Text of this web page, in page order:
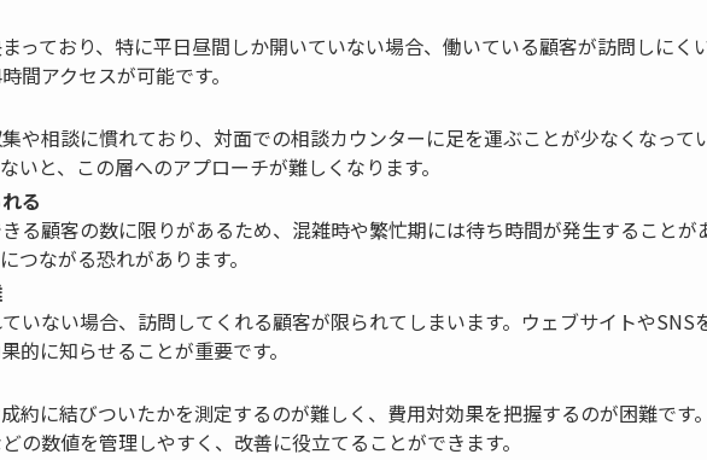
っており、特に平日昼間しか開いていない場合、働いている顧客が訪問しにく
間アクセスが可能です。
や相談に慣れており、対面での相談カウンターに足を運ぶことが少なくなって
いと、この層へのアプローチが難しくなります。
る
る顧客の数に限りがあるため、混雑時や繁忙期には待ち時間が発生することが
つながる恐れがあります。
いない場合、訪問してくれる顧客が限られてしまいます。ウェブサイトやSNS
的に知らせることが重要です。
約に結びついたかを測定するのが難しく、費用対効果を把握するのが困難です
の数値を管理しやすく、改善に役立てることができます。